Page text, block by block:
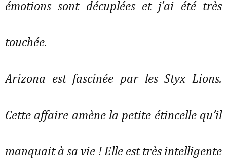
émotions sont décuplées et j’ai été très
touchée.
Arizona est fascinée par les Styx Lions.
Cette affaire amène la petite étincelle qu’il
manquait à sa vie ! Elle est très intelligente